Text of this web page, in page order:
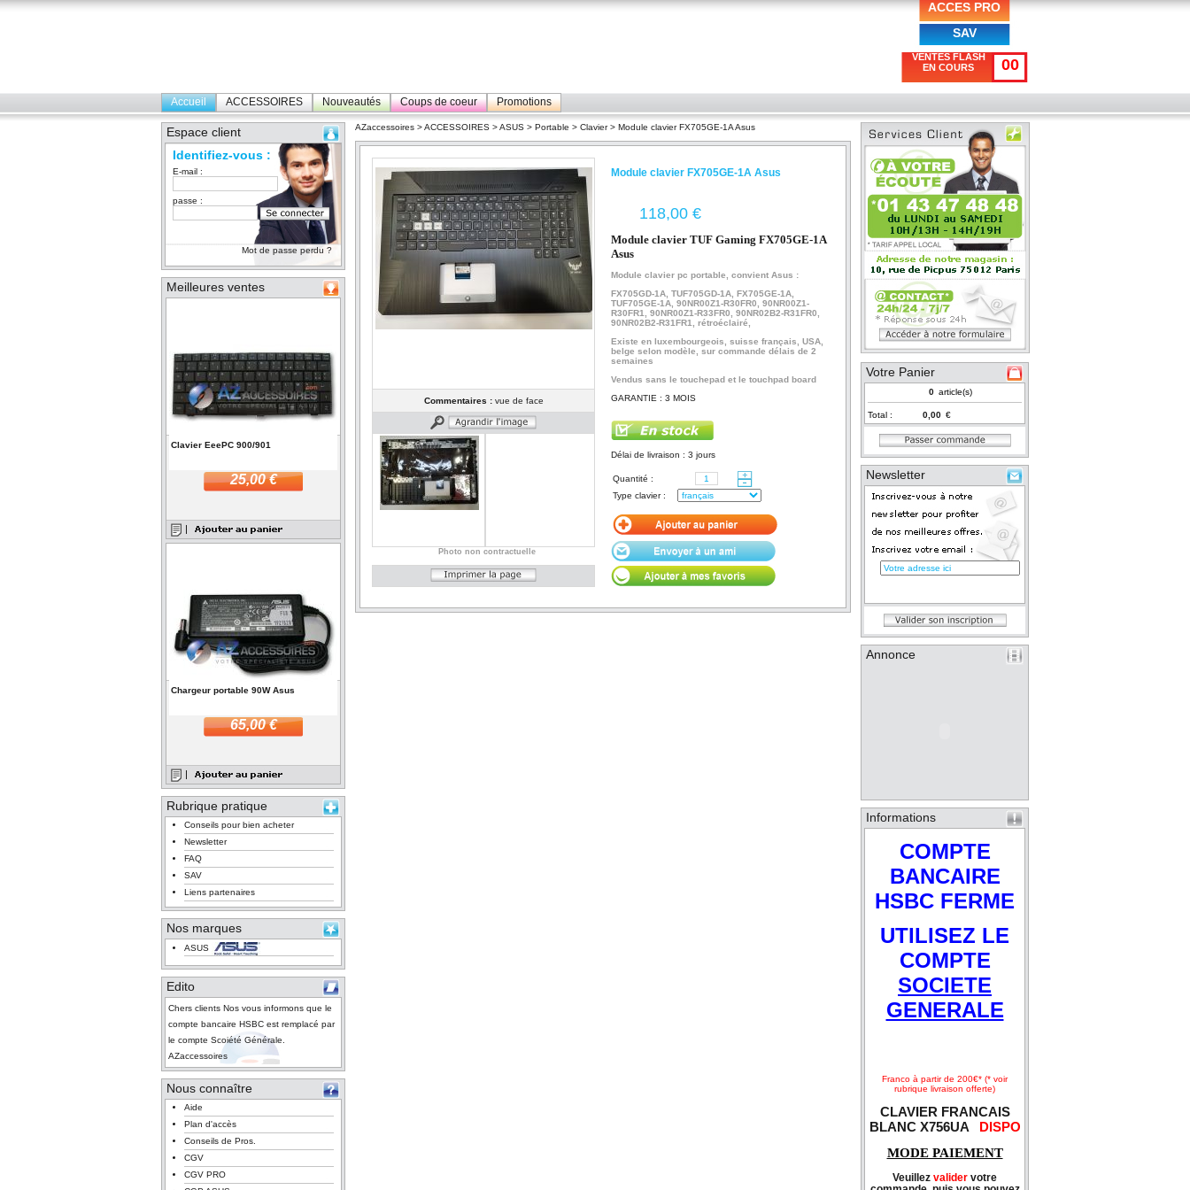
ACCES PRO
SAV
VENTES FLASH
EN COURS
00
Accueil ACCESSOIRES Nouveautés Coups de coeur Promotions
Espace client
Identifiez-vous :
E-mail :
passe :
Mot de passe perdu ?
Meilleures ventes
Clavier EeePC 900/901
25,00 €
Chargeur portable 90W Asus
65,00 €
Rubrique pratique
Conseils pour bien acheter
Newsletter
FAQ
SAV
Liens partenaires
Nos marques
ASUS
Edito
Chers clients Nos vous informons que le
compte bancaire HSBC est remplacé par
le compte Scoiété Générale.
AZaccessoires
Nous connaître
Aide
Plan d'accès
Conseils de Pros.
CGV
CGV PRO
AZaccessoires >ACCESSOIRES >ASUS > Portable > Clavier> Module clavier FX705GE-1A Asus
Commentaires :vue de face
Photo non contractuelle
Module clavier FX705GE-1A Asus
€
Module clavier TUF Gaming FX705GE-1A
Asus
Module clavier pc portable, convient Asus :
FX705GD-1A, TUF705GD-1A, FX705GE-1A,
TUF705GE-1A, 90NR00Z1-R30FR0
90NR00Z1-
R30FR1
, 90NR00Z1-R33FR0, 90NR02B2-R31FR0,
90NR02B2-R31FR1
, rétroéclairé,
Existe en luxembourgeois, suisse français, USA,
belge selon modèle, sur commande délais de 2
semaines
Vendus sans le touchepad et le touchpad board
GARANTIE : 3 MOIS
Délai de livraison : 3 jours
Quantité :
Type clavier :
Votre Panier
article(s)
Total : €
Newsletter
Annonce
Informations
COMPTE
BANCAIRE
HSBC FERME
UTILISEZ LE
COMPTE
SOCIETE
GENERALE
Franco à partir de 200€* (* voir
rubrique livraison offerte)
CLAVIER FRANCAIS
BLANC X756UA DISPO
MODE PAIEMENT
Veuillez valider votre